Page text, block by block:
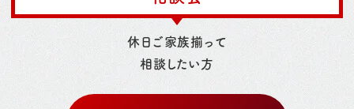
休日ご家族揃って
相談したい方